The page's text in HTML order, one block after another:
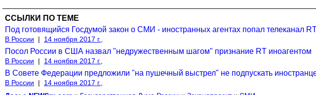
ССЫЛКИ ПО ТЕМЕ
Под готовящийся Госдумой закон о СМИ - иностранных агентах попал телеканал
В России | 14 ноября 2017 г.,
Посол России в США назвал "недружественным шагом" признание RT иноагентом
В России | 14 ноября 2017 г.,
В Совете Федерации предложили "на пушечный выстрел" не подпускать
В России |
14 ноября 2017 г.,